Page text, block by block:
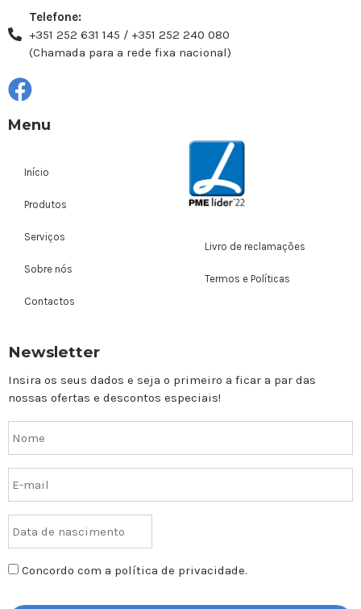
Telefone:
+351 252 631 145 / +351 252 240 080
(Chamada para a rede fixa nacional)
Menu
Início
Produtos
Serviços
Sobre nós
Contactos
Livro de reclamações
Termos e Políticas
Newsletter
Insira os seus dados e seja o primeiro a ficar a par das
nossas ofertas e descontos especiais!
Concordo com a política de privacidade.